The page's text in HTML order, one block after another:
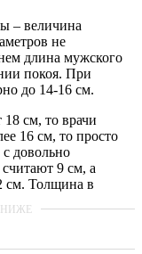
– величина
не
длина мужского
покоя. При
до 14-16 см.
см, то врачи
16 см, то просто
довольно
9 см, а
см. Толщина в